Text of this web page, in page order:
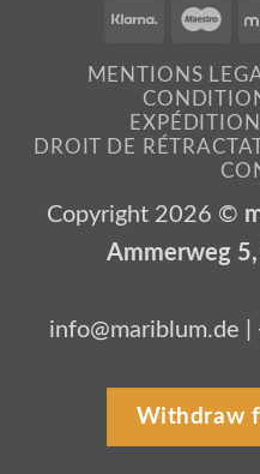
Klarna
MENTIONS
DROIT DE
Copyright 2026 ©
Ammerweg
info@mariblum.de
Withdraw